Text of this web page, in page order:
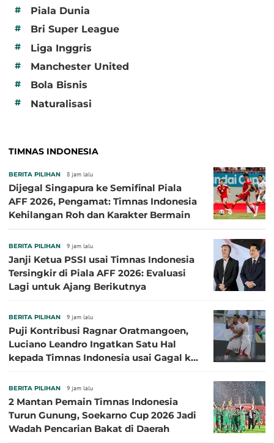
# Piala Dunia
# Bri Super League
# Liga Inggris
# Manchester United
# Bola Bisnis
# Naturalisasi
TIMNAS INDONESIA
BERITA PILIHAN 8 jam lalu
Dijegal Singapura ke Semifinal Piala
AFF 2026, Pengamat: Timnas Indonesia
Kehilangan Roh dan Karakter Bermain
BERITA PILIHAN 9 jam lalu
Janji Ketua PSSI usai Timnas Indonesia
Tersingkir di Piala AFF 2026: Evaluasi
Lagi untuk Ajang Berikutnya
BERITA PILIHAN 9 jam lalu
Puji Kontribusi Ragnar Oratmangoen,
Luciano Leandro Ingatkan Satu Hal
kepada Timnas Indonesia usai Gagal ke
BERITA PILIHAN 9 jam lalu
2 Mantan Pemain Timnas Indonesia
Turun Gunung, Soekarno Cup 2026 Jadi
Wadah Pencarian Bakat di Daerah